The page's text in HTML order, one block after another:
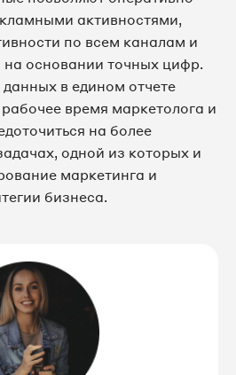
активностями,
по всем каналам и
основании точных цифр.
в едином отчете
время маркетолога и
на более
одной из которых и
маркетинга и
бизнеса.